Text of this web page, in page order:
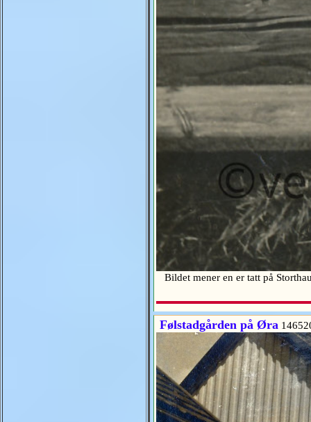
Bildet mener en er tatt på
Følstadgården på Øra